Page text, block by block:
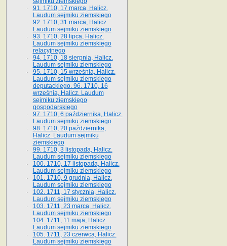
91. 1710, 17 marca, Halicz.
Laudum sejmiku ziemskiego
92. 1710, 31 marca, Halicz.
Laudum sejmiku ziemskiego
93. 1710, 28 lipca, Halicz.
Laudum sejmiku ziemskiego
relacyjnego
94. 1710, 18 sierpnia, Halicz.
Laudum sejmiku ziemskiego
95. 1710, 15 września, Halicz.
Laudum sejmiku ziemskiego
deputackiego. 96. 1710, 16
września, Halicz. Laudum
sejmiku ziemskiego
gospodarskiego
97. 1710, 6 października, Halicz.
Laudum sejmiku ziemskiego
98. 1710, 20 października,
Halicz. Laudum sejmiku
ziemskiego
99. 1710, 3 listopada, Halicz.
Laudum sejmiku ziemskiego
100. 1710, 17 listopada, Halicz.
Laudum sejmiku ziemskiego
101. 1710, 9 grudnia, Halicz.
Laudum sejmiku ziemskiego
102. 1711, 17 stycznia, Halicz.
Laudum sejmiku ziemskiego
103. 1711, 23 marca, Halicz.
Laudum sejmiku ziemskiego
104. 1711, 11 maja, Halicz.
Laudum sejmiku ziemskiego
105. 1711, 23 czerwca, Halicz.
Laudum sejmiku ziemskiego